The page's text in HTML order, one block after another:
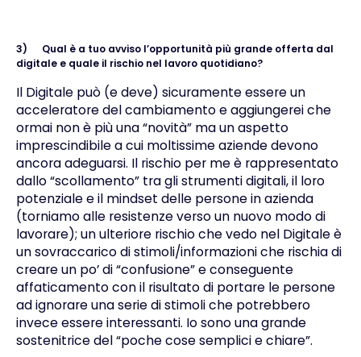
3)
Qual è a tuo avviso l’opportunità più grande offerta dal
digitale e quale il rischio nel lavoro quotidiano?
Il Digitale può (e deve) sicuramente essere un
acceleratore del cambiamento e aggiungerei che
ormai non è più una “novità” ma un aspetto
imprescindibile a cui moltissime aziende devono
ancora adeguarsi. Il rischio per me è rappresentato
dallo “scollamento” tra gli strumenti digitali, il loro
potenziale e il mindset delle persone in azienda
(torniamo alle resistenze verso un nuovo modo di
lavorare); un ulteriore rischio che vedo nel Digitale è
un sovraccarico di stimoli/informazioni che rischia di
creare un po’ di “confusione” e conseguente
affaticamento con il risultato di portare le persone
ad ignorare una serie di stimoli che potrebbero
invece essere interessanti. Io sono una grande
sostenitrice del “poche cose semplici e chiare”.